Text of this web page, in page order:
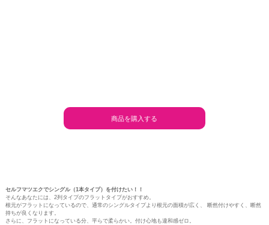
商品を購入する
セルフマツエクでシングル（1本タイプ）を付けたい！！
そんなあなたには、2列タイプのフラットタイプがおすすめ。
根元がフラットになっているので、通常のシングルタイプより根元の面積が広く、 断然付けやすく、断然
持ちが良くなります。
さらに、フラットになっている分、平らで柔らかい。付け心地も違和感ゼロ。